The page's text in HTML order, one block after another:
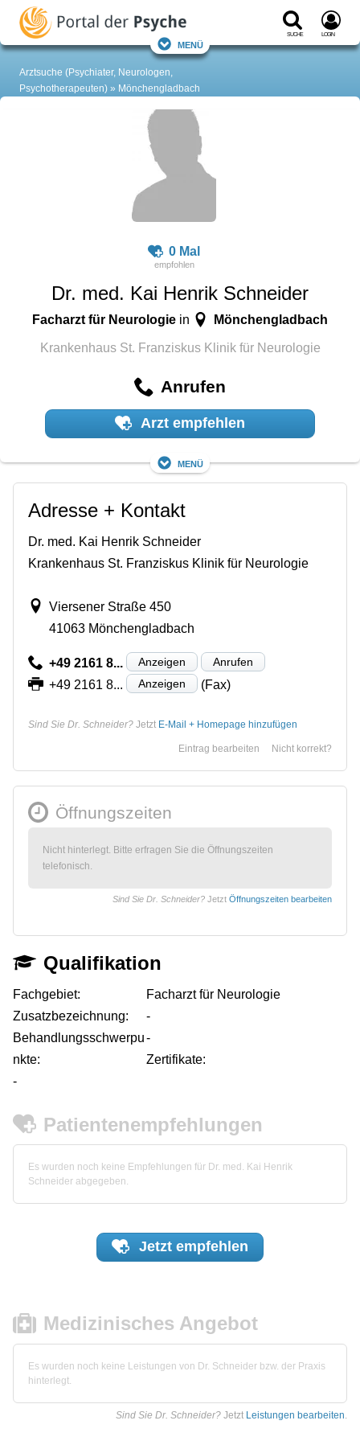
Suche Login
Menü
Arztsuche (Psychiater, Neurologen,
Psychotherapeuten)
Mönchengladbach
0 Mal
Dr. med. Kai Henrik Schneider
Facharzt für Neurologie in Mönchengladbach
Krankenhaus St. Franziskus Klinik für Neurologie
Anrufen
Arzt empfehlen
Menü
Adresse + Kontakt
Dr. med. Kai Henrik Schneider
Krankenhaus St. Franziskus Klinik für Neurologie
Viersener Straße 450
41063 Mönchengladbach
+49 2161 8... Anzeigen Anrufen
+49 2161 8... Anzeigen (Fax)
Sind Sie Dr. Schneider? Jetzt E-Mail + Homepage hinzufügen
Nicht korrekt?
Eintrag bearbeiten
Öffnungszeiten
Nicht hinterlegt. Bitte erfragen Sie die Öffnungszeiten
telefonisch.
Sind Sie Dr. Schneider? Jetzt Öffnungszeiten bearbeiten
Qualifikation
Fachgebiet:
Facharzt für Neurologie
Zusatzbezeichnung:
-
Behandlungsschwerpu
nkte:
-
Zertifikate:
-
Patientenempfehlungen
Es wurden noch keine Empfehlungen für Dr. med. Kai Henrik
Schneider abgegeben.
Jetzt empfehlen
Medizinisches Angebot
Es wurden noch keine Leistungen von Dr. Schneider bzw. der Praxis
hinterlegt.
Sind Sie Dr. Schneider? Jetzt Leistungen bearbeiten.